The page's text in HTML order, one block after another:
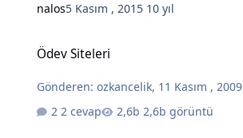
nalos5 Kasım , 2015 10 yıl
Ödev Siteleri
Gönderen:ozkancelik, 11 Kasım , 2009
2 cevap
2,6b görüntü